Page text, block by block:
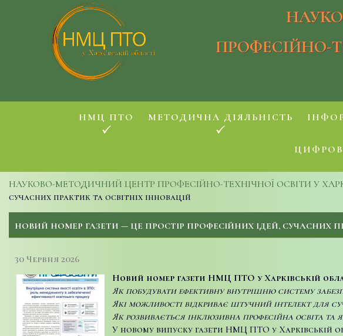
ПРОФЕСІЙНО-
НМЦ ПТО МЕТОДИЧНА ДІЯЛЬНІСТЬ
НАУКОВО-МЕТОДИЧНИЙ ЦЕНТР ПРОФЕСІЙНО-ТЕХНІЧНОЇ ОСВІТИ У
сучасних практик та освітніх інновацій
НОВИЙ НОМЕР ГАЗЕТИ — ЦЕ ПРОСТІР ПРОФЕСІЙНИХ ІДЕЙ, СУЧАСНИХ
30 Червня 2026
Новий номер газети НМЦ ПТО у Харківській
Як побудувати ефективну внутрішню систему
Які можливості відкриває штучний інтелект для
Як розвивається інклюзивна професійна освіта та
У новому випуску газети НМЦ ПТО у Харківській